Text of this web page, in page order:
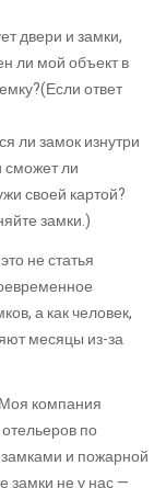
двери и замки,
ли мой объект в
ответ
ли замок изнутри
сможет ли
своей картой?
замки.)
не статья
а как человек,
месяцы из-за
компания
по
и пожарной